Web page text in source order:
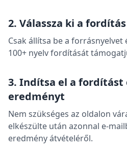
2. Válassza ki a
Csak állítsa be a forrásnyelvet
100+ nyelv fordítását
3. Indítsa el a fordítást
eredményt
Nem szükséges az oldalon
elkészülte után azonnal e-
eredmény átvételéről.